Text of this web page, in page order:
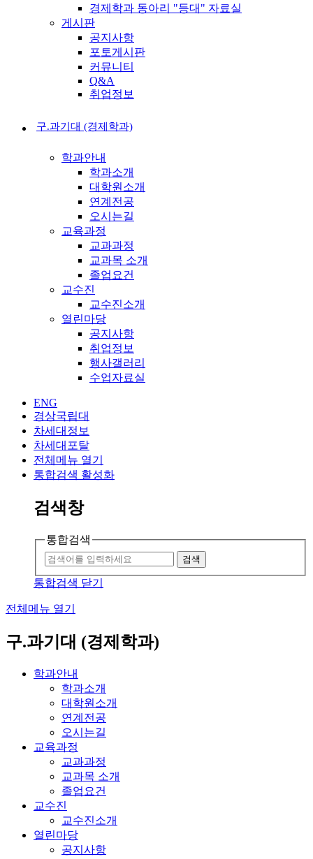
경제학과 동아리 "등대" 자료실
게시판
공지사항
포토게시판
커뮤니티
Q&A
취업정보
구.과기대 (경제학과)
학과안내
학과소개
대학원소개
연계전공
오시는길
교육과정
교과과정
교과목 소개
졸업요건
교수진
교수진소개
열린마당
공지사항
취업정보
행사갤러리
수업자료실
ENG
경상국립대
차세대정보
차세대포탈
전체메뉴 열기
통합검색 활성화
검색창
통합검색
검색
통합검색 닫기
전체메뉴 열기
구.과기대 (경제학과)
학과안내
학과소개
대학원소개
연계전공
오시는길
교육과정
교과과정
교과목 소개
졸업요건
교수진
교수진소개
열린마당
공지사항